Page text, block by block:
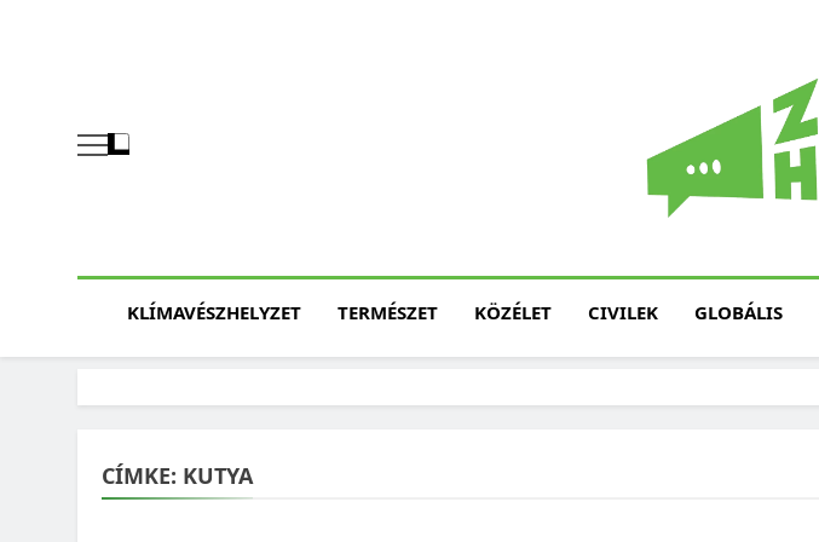
KLÍMAVÉSZHELYZET TERMÉSZET KÖZÉLET CIVILEK GLOBÁLIS
CÍMKE: KUTYA